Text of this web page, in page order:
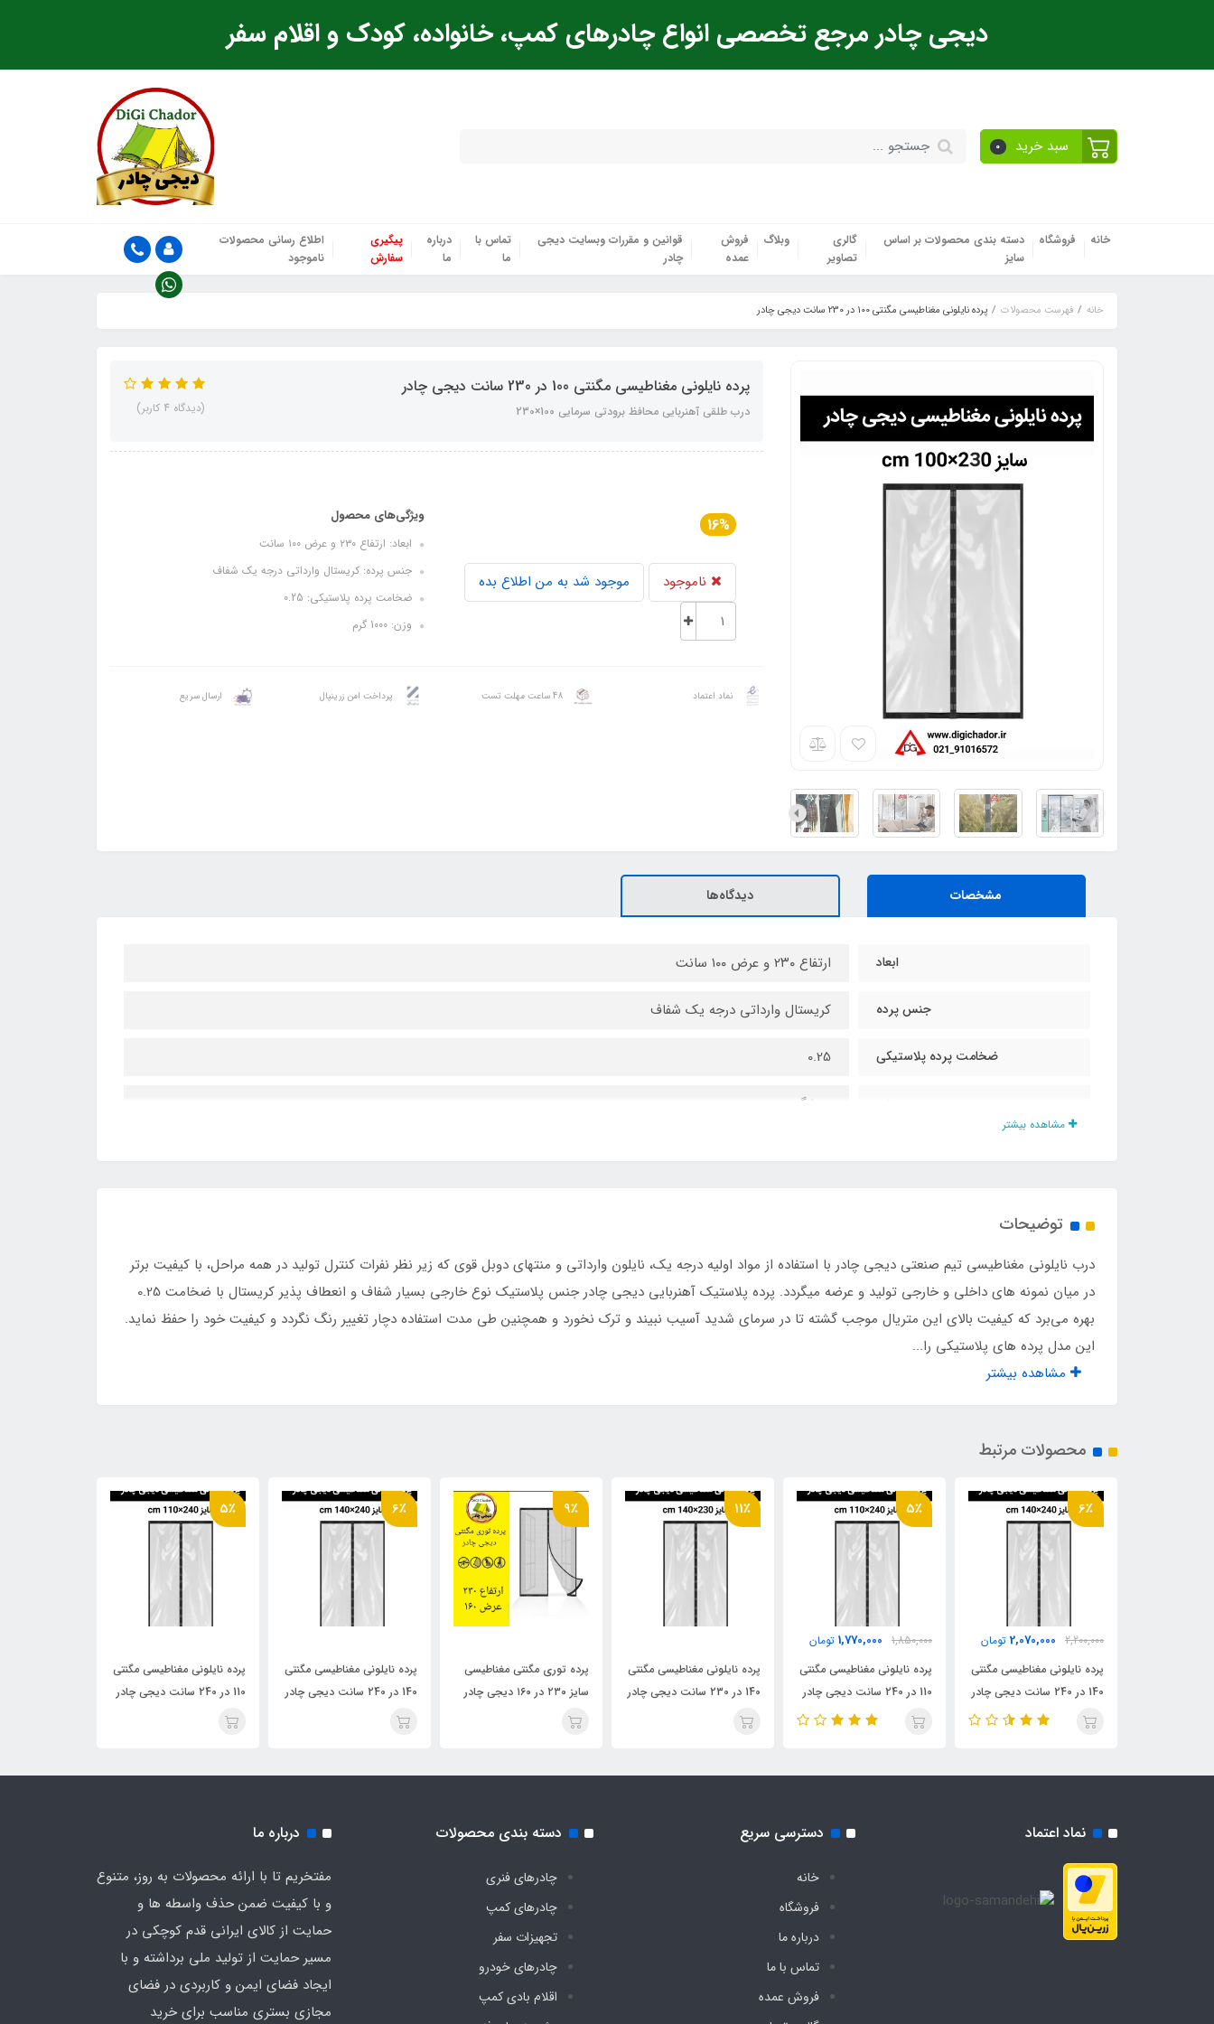
دیجی چادر مرجع تخصصی انواع چادرهای کمپ، خانواده، کودک و اقلام سفر
سبد خرید 0
خانه فروشگاه
دسته بندی محصولات بر اساس
سایز
گالری
تصاویر
وبلاگ
فروش
عمده
قوانین و مقررات وبسایت دیجی
چادر
تماس با
ما
درباره
ما
پیگیری
سفارش
اطلاع رسانی محصولات
ناموجود
خانه فهرست محصولات پرده نایلونی مغناطیسی مگنتی 100 در 230 سانت دیجی چادر
پرده نایلونی مغناطیسی مگنتی 100 در 230 سانت دیجی چادر
درب طلقی آهنربایی محافظ برودتی سرمایی 100×230 (دیدگاه 4 کاربر)
16%
ناموجود موجود شد به من اطلاع بده
ویژگی‌های محصول
ابعاد: ارتفاع ۲۳۰ و عرض ۱۰۰ سانت
جنس پرده: کریستال وارداتی درجه یک شفاف
ضخامت پرده پلاستیکی: 0.25
وزن: 1000 گرم
نماد اعتماد 48 ساعت مهلت تست پرداخت امن زرینپال ارسال سریع
مشخصات دیدگاه‌ها
ابعاد ارتفاع ۲۳۰ و عرض ۱۰۰ سانت
جنس پرده کریستال وارداتی درجه یک شفاف
ضخامت پرده پلاستیکی 0.25
1000 گرم
قابل استفاده در : ورودی منزل، باغ، تراس، آزمایشگاه ها و...
مشاهده بیشتر
توضیحات
درب نایلونی مغناطیسی تیم صنعتی دیجی چادر با استفاده از مواد اولیه درجه یک، نایلون وارداتی و منتهای دوبل قوی که زیر نظر نفرات کنترل تولید در همه مراحل، با کیفیت برتر
در میان نمونه های داخلی و خارجی تولید و عرضه میگردد. پرده پلاستیک آهنربایی دیجی چادر جنس پلاستیک نوع خارجی بسیار شفاف و انعطاف پذیر کریستال با ضخامت 0.25
بهره می‌برد که کیفیت بالای این متریال موجب گشته تا در سرمای شدید آسیب نبیند و ترک نخورد و همچنین طی مدت استفاده دچار تغییر رنگ نگردد و کیفیت خود را حفظ نماید.
این مدل پرده های پلاستیکی را...
مشاهده بیشتر
محصولات مرتبط
6٪
2,200,000
2,070,000 تومان
پرده نایلونی مغناطیسی مگنتی
140 در 240 سانت دیجی چادر
5٪
1,850,000
1,770,000 تومان
پرده نایلونی مغناطیسی مگنتی
110 در 240 سانت دیجی چادر
11٪
پرده نایلونی مغناطیسی مگنتی
140 در 230 سانت دیجی چادر
9٪
پرده توری مگنتی مغناطیسی
سایز ۲۳۰ در ۱۶۰ دیجی چادر
6٪
پرده نایلونی مغناطیسی مگنتی
140 در 240 سانت دیجی چادر
5٪
پرده نایلونی مغناطیسی مگنتی
110 در 240 سانت دیجی چادر
نماد اعتماد دسترسی سریع
خانه
فروشگاه
درباره ما
تماس با ما
فروش عمده
دسته بندی محصولات
چادرهای فنری
چادرهای کمپ
تجهیزات سفر
چادرهای خودرو
اقلام بادی کمپ
درباره ما
مفتخریم تا با ارائه محصولات به روز، متنوع
و با کیفیت ضمن حذف واسطه ها و
حمایت از کالای ایرانی قدم کوچکی در
مسیر حمایت از تولید ملی برداشته و با
ایجاد فضای ایمن و کاربردی در فضای
مجازی بستری مناسب برای خرید